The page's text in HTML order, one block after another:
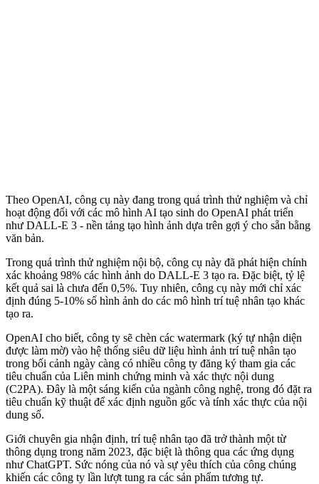
Theo OpenAI, công cụ này đang trong quá trình thử nghiệm và chỉ
hoạt động đối với các mô hình AI tạo sinh do OpenAI phát triển
như DALL-E 3 - nền tảng tạo hình ảnh dựa trên gợi ý cho sẵn bằng
văn bản.
Trong quá trình thử nghiệm nội bộ, công cụ này đã phát hiện chính
xác khoảng 98% các hình ảnh do DALL-E 3 tạo ra. Đặc biệt, tỷ lệ
kết quả sai là chưa đến 0,5%. Tuy nhiên, công cụ này mới chỉ xác
định đúng 5-10% số hình ảnh do các mô hình trí tuệ nhân tạo khác
tạo ra.
OpenAI cho biết, công ty sẽ chèn các watermark (ký tự nhận diện
được làm mờ) vào hệ thống siêu dữ liệu hình ảnh trí tuệ nhân tạo
trong bối cảnh ngày càng có nhiều công ty đăng ký tham gia các
tiêu chuẩn của Liên minh chứng minh và xác thực nội dung
(C2PA). Đây là một sáng kiến của ngành công nghệ, trong đó đặt ra
tiêu chuẩn kỹ thuật để xác định nguồn gốc và tính xác thực của nội
dung số.
Giới chuyên gia nhận định, trí tuệ nhân tạo đã trở thành một từ
thông dụng trong năm 2023, đặc biệt là thông qua các ứng dụng
như ChatGPT. Sức nóng của nó và sự yêu thích của công chúng
khiến các công ty lần lượt tung ra các sản phẩm tương tự.